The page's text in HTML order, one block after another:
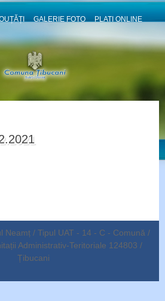
GALERIE FOTO
PLATI ONLINE
Neamț / Tipul UAT - 14 - C - Comună /
Administrativ-Teritoriale 124803 /
Țibucani